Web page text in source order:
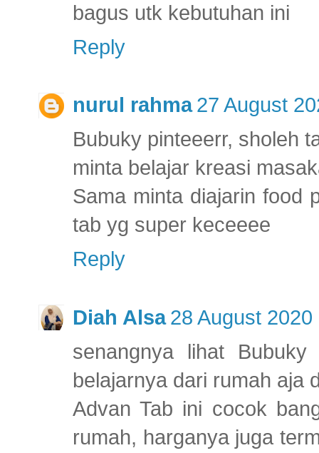
bagus utk kebutuhan ini
Reply
nurul rahma 27 August
Bubuky pinteeerr, sholeh
minta belajar kreasi
Sama minta diajarin food
tab yg super keceeee
Reply
Diah Alsa 28 August
senangnya lihat
belajarnya dari rumah aja
Advan Tab ini cocok
rumah, harganya juga